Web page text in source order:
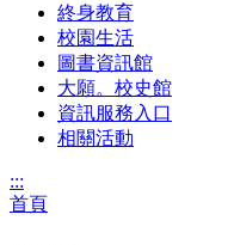
終身教育
校園生活
圖書資訊館
大願。校史館
資訊服務入口
相關活動
:::
首頁